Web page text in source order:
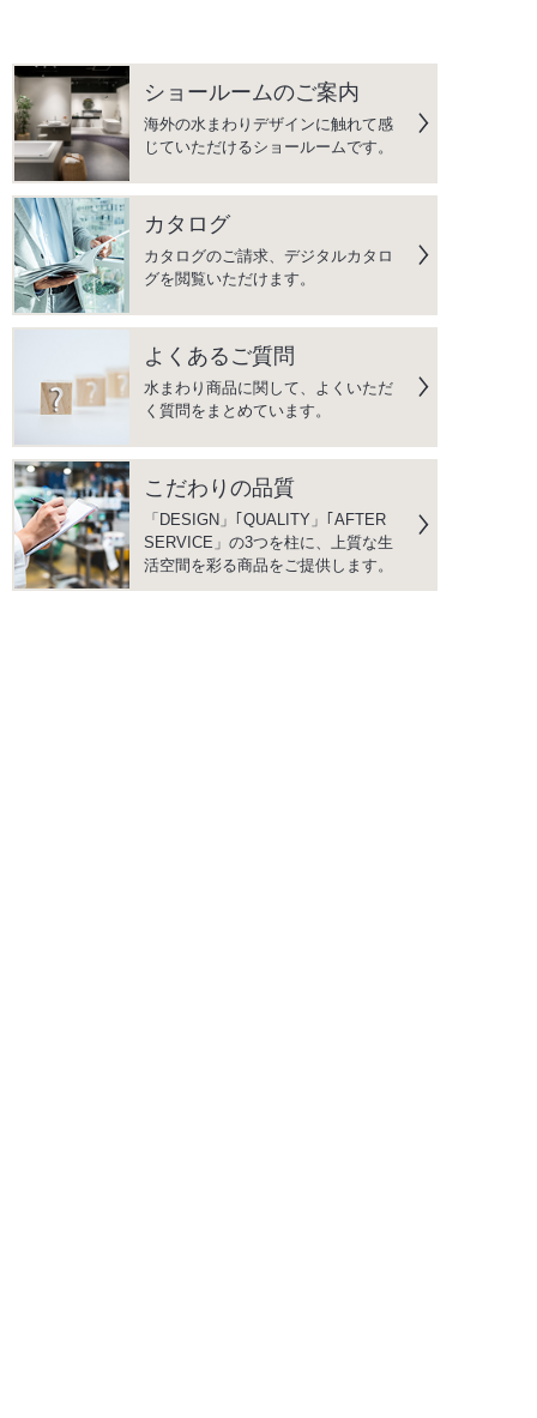
ショールームのご案内
海外の水まわりデザインに触れて感
じていただけるショールームです。
カタログ
カタログのご請求、デジタルカタロ
グを閲覧いただけます。
よくあるご質問
水まわり商品に関して、よくいただ
く質問をまとめています。
こだわりの品質
「DESIGN」｢QUALITY」｢AFTER
SERVICE」の3つを柱に、上質な生
活空間を彩る商品をご提供します。